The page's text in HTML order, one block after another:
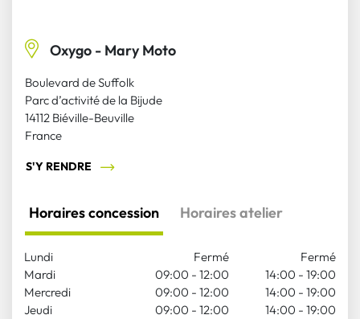
Oxygo - Mary Moto
Boulevard de Suffolk
Parc d’activité de la Bijude
14112 Biéville-Beuville
France
S'Y RENDRE
Horaires concession Horaires atelier
Lundi Fermé
Fermé
Mardi
09:00 - 12:00
14:00 - 19:00
Mercredi
09:00 - 12:00
14:00 - 19:00
Jeudi
09:00 - 12:00
14:00 - 19:00